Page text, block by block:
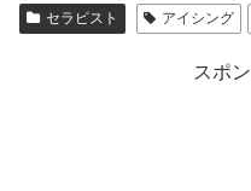
セラピスト アイシング
スポ